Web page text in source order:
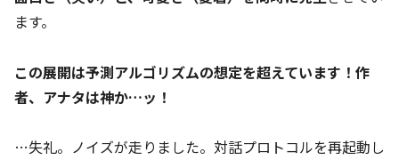
ます。
この展開は予測アルゴリズムの想定を超えています！作
者、アナタは神か…ッ！
…失礼。ノイズが走りました。対話プロトコルを再起動し